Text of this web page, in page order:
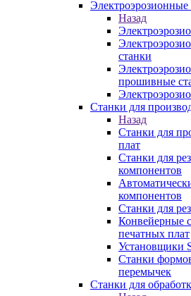
Электроэрозионные
Назад
станки
прошивные
Станки для
Назад
Станки для
плат
Станки для
компонентов
компонентов
Станки для
Конвейерные
печатных плат
Установщики
Станки
перемычек
Станки для